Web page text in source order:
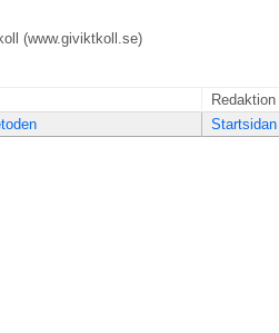
(www.giviktkoll.se)
Redaktion
Startsidan